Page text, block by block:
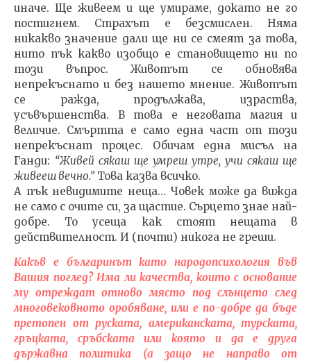
иначе. Ще живеем и ще умираме, докато не го
постигнем. Страхът е безсмислен. Няма
никакво значение дали ще ни се смеят за това,
нито пък какво изобщо е становището ни по
този въпрос. Животът се обновява
непрекъснато и без нашето мнение. Животът
се ражда, продължава, израства,
усъвършенства. В това е неговата магия и
величие. Смъртта е само една част от този
непрекъснат процес. Обичам една мисъл на
Ганди: “Живей сякаш ще умреш утре, учи сякаш ще
живееш вечно.”Това казва всичко.
А пък невидимите неща… Човек може да вижда
не само с очите си, за щастие. Сърцето знае най-
добре. То усеща как стоят нещата в
действителност. И (почти) никога не греши.
Какъв е българинът като народопсихология във
Вашия поглед? Има ли качества, които с основание
му отреждат отново място под слънцето след
многовековното оробяване, или е по-добре да бъде
претопен от руската, американската, турската,
гръцката, сръбската или която и да е друга
държавна политика (а защо не направо от